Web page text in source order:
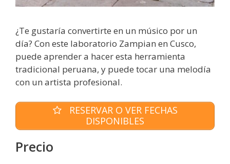
¿Te gustaría convertirte en un músico por un
día? Con este laboratorio Zampian en Cusco,
puede aprender a hacer esta herramienta
tradicional peruana, y puede tocar una melodía
con un artista profesional.
RESERVAR O VER FECHAS
DISPONIBLES
Precio